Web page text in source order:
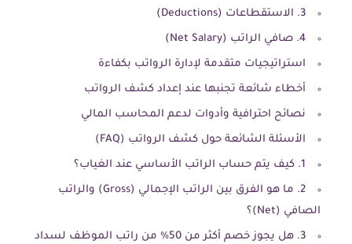
3. الاستقطاعات (Deductions)
4. صافي الراتب (Net Salary)
استراتيجيات متقدمة لإدارة الرواتب بكفاءة
أخطاء شائعة تجنبها عند إعداد كشف الرواتب
نصائح احترافية وأدوات لدعم المحاسب المالي
الأسئلة الشائعة حول كشف الرواتب (FAQ)
1. كيف يتم حساب الراتب الأساسي عند الغياب؟
2. ما هو الفرق بين الراتب الإجمالي (Gross) والراتب
الصافي (Net)؟
3. هل يجوز خصم أكثر من 50% من راتب الموظف لسداد